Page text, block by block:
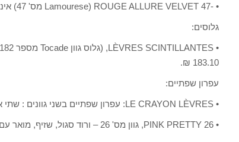
• -ROUGE ALLURE VELVET 47 (Lamourese מס' 47) אינטנסיבי, מרתק ומתוחכם. מחיר 233.97 ₪.
גלוסים:
183.10 ₪.
עפרון שפתיים:
• LE CRAYON LÈVRES: עפרון שפתיים בשני גוונים : שתי אפשרויות מצוינות של לתחם את קווי המתאר של השפתיים,
• 26 PINK PRETTY, גוון מס' 26 – ורוד סגול, שזיף, מואר עם נצנוץ כסוף. מחיר 142.41 ₪.